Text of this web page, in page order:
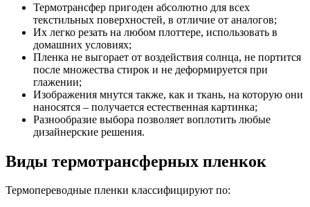
Термотрансфер пригоден абсолютно для всех
текстильных поверхностей, в отличие от аналогов;
Их легко резать на любом плоттере, использовать в
домашних условиях;
Пленка не выгорает от воздействия солнца, не портится
после множества стирок и не деформируется при
глажении;
Изображения мнутся также, как и ткань, на которую они
наносятся – получается естественная картинка;
Разнообразие выбора позволяет воплотить любые
дизайнерские решения.
Виды термотрансферных пленкок
Термопереводные пленки классифицируют по: